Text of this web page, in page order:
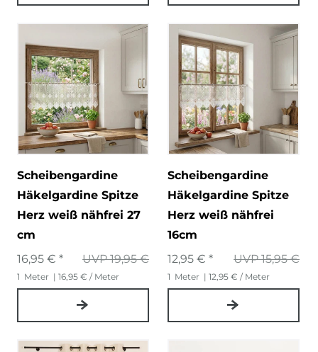
Scheibengardine
Häkelgardine Spitze
Herz weiß nähfrei 27
cm
UVP 19,95 €
16,95 € *
1 Meter | 16,95 € / Meter
Scheibengardine
Häkelgardine Spitze
Herz weiß nähfrei
16cm
UVP 15,95 €
12,95 € *
1 Meter | 12,95 € / Meter